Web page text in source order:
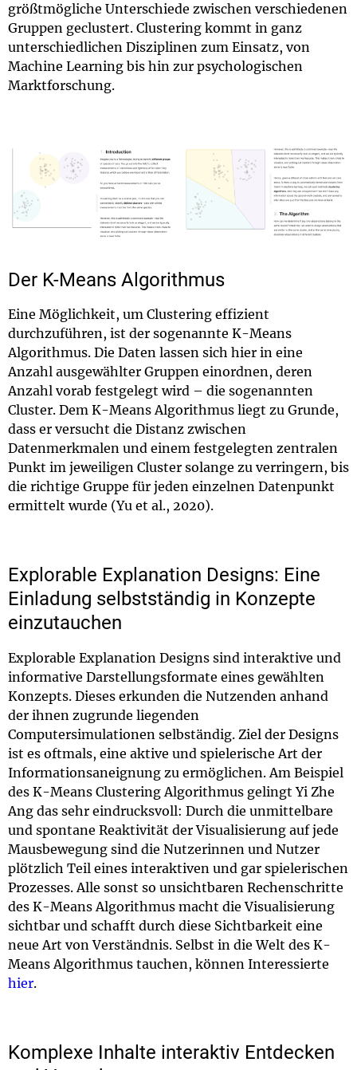
größtmögliche Unterschiede zwischen verschiedenen
Gruppen geclustert. Clustering kommt in ganz
unterschiedlichen Disziplinen zum Einsatz, von
Machine Learning bis hin zur psychologischen
Marktforschung.
Der K-Means Algorithmus
Eine Möglichkeit, um Clustering effizient
durchzuführen, ist der sogenannte K-Means
Algorithmus. Die Daten lassen sich hier in eine
Anzahl ausgewählter Gruppen einordnen, deren
Anzahl vorab festgelegt wird – die sogenannten
Cluster. Dem K-Means Algorithmus liegt zu Grunde,
dass er versucht die Distanz zwischen
Datenmerkmalen und einem festgelegten zentralen
Punkt im jeweiligen Cluster solange zu verringern, bis
die richtige Gruppe für jeden einzelnen Datenpunkt
ermittelt wurde (Yu et al., 2020).
Explorable Explanation Designs: Eine
Einladung selbstständig in Konzepte
einzutauchen
Explorable Explanation Designs sind interaktive und
informative Darstellungsformate eines gewählten
Konzepts. Dieses erkunden die Nutzenden anhand
der ihnen zugrunde liegenden
Computersimulationen selbständig. Ziel der Designs
ist es oftmals, eine aktive und spielerische Art der
Informationsaneignung zu ermöglichen. Am Beispiel
des K-Means Clustering Algorithmus gelingt Yi Zhe
Ang das sehr eindrucksvoll: Durch die unmittelbare
und spontane Reaktivität der Visualisierung auf jede
Mausbewegung sind die Nutzerinnen und Nutzer
plötzlich Teil eines interaktiven und gar spielerischen
Prozesses. Alle sonst so unsichtbaren Rechenschritte
des K-Means Algorithmus macht die Visualisierung
sichtbar und schafft durch diese Sichtbarkeit eine
neue Art von Verständnis. Selbst in die Welt des K-
Means Algorithmus tauchen, können Interessierte
hier.
Komplexe Inhalte interaktiv Entdecken